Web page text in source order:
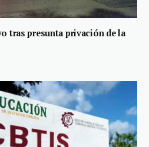
tras presunta privación de la